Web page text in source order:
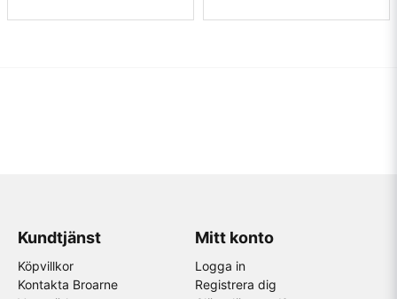
Kundtjänst
Köpvillkor
Kontakta Broarne
Mitt konto
Logga in
Registrera dig